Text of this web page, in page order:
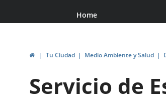
Home
HomeTu Ciudad Medio Ambiente y Salud
Servicio de